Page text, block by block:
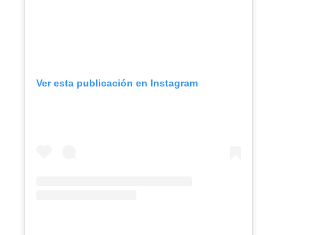
Ver esta publicación en Instagram